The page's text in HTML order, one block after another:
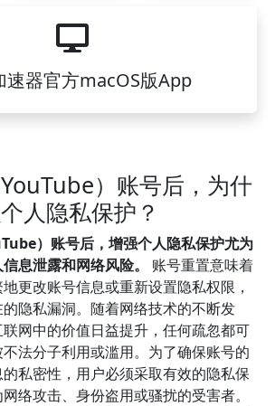
速器官方macOS版App
）账号后，为什
人隐私保护？
）账号后，增强个人隐私保护尤为
息泄露和网络风险。
账号重置意味着
更改账号信息或重新设置隐私权限，
隐私漏洞。随着网络技术的不断发
网中的价值日益提升，任何疏忽都可
法分子利用或滥用。为了确保账号的
私密性，用户必须采取有效的隐私保
络攻击、身份盗用或骚扰的受害者。